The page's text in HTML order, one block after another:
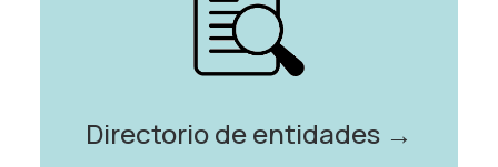
Directorio de entidades →️